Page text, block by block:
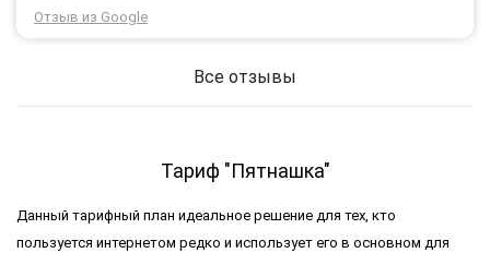
Через 3 роки після покупки я не шкодую про прийняте
тоді рішення придбати обладнання в компанії 3G star
Отзыв из Google
Все отзывы
Тариф "Пятнашка"
Данный тарифный план идеальное решение для тех, кто
пользуется интернетом редко и использует его в основном для